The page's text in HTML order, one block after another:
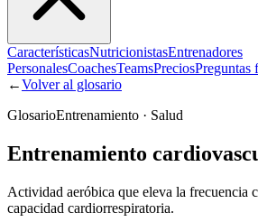
CaracterísticasNutricionistasEntrenadores
PersonalesCoachesTeamsPreciosPreguntas
←Volver al glosario
GlosarioEntrenamiento · Salud
Entrenamiento
Actividad aeróbica que eleva la frecuencia
capacidad cardiorrespiratoria.